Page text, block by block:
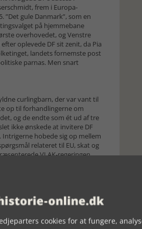
frem i Europa-
”Det gule Danmark”, som en
på hjemmebane
overhovedet, og Venstre
oplevede DF sit zenit, da Pia
landets fornemste post
parnas. Men snart
curlingbarn, der var vant til
op til forhandlingerne om
og de endte som ét ud af tre
ikke ønskede at invitere DF
hobede sig op mellem
relateret til EU, skat og
VLAK-regeringen.
et parti, der bekæmpede
til Thulesen Dahl et kraftigt
af Anders Vistisen og Peter
sted – nemlig i
og indtil 2015 udarbejdede S
var skiftet fra S til DF. Resultatet
cookies for at fungere,